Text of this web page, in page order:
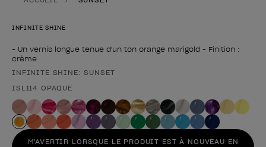
INFINITE SHINE
- Un vernis longue tenue d'un ton orange marigold - Finition :
crème
Forme du produitINFINITE SHINE: SUNSET
ISL114 OPAQUE
M'AVERTIR LORSQUE LE PRODUIT EST À NOUVEAU EN